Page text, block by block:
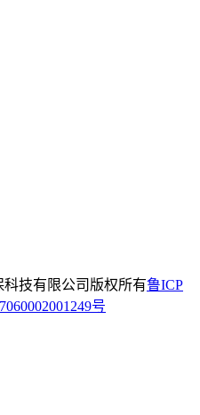
科技有限公司版权所有鲁ICP
号